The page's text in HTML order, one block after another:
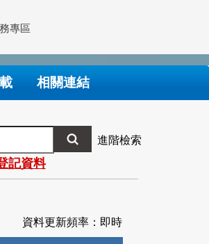
專區
相關連結
進階檢索
記資料
資料更新頻率：即時